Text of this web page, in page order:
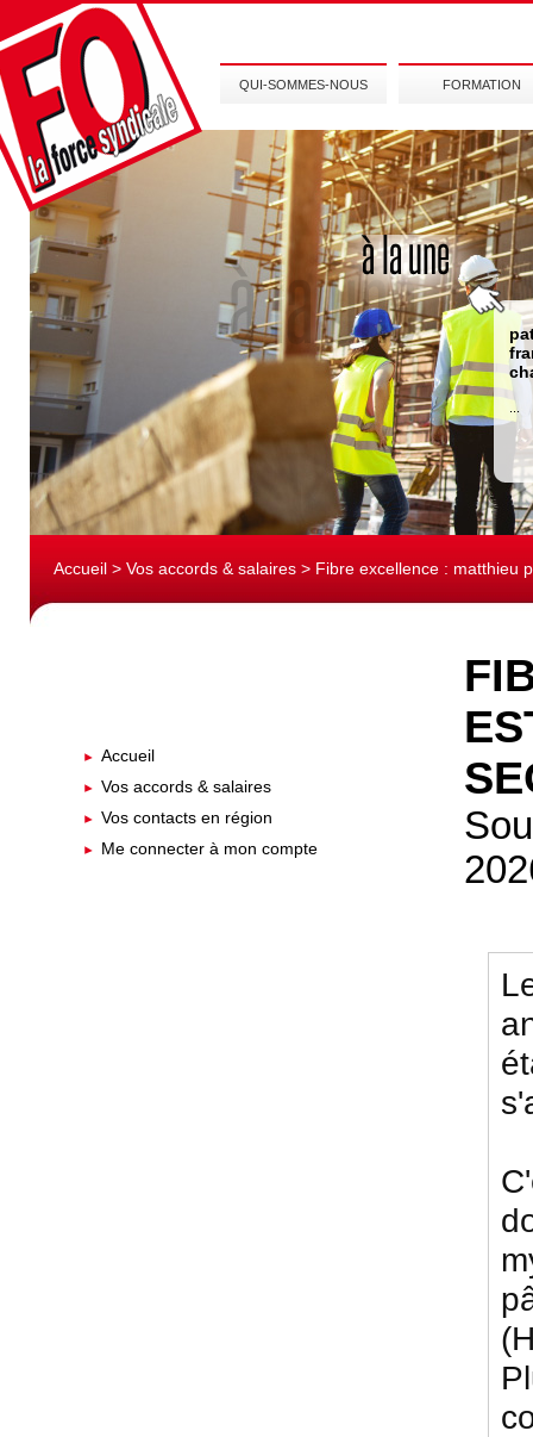
QUI-SOMMES-NOUS FORMATION
...
Accueil > Vos accords & salaires > Fibre excellence : matthieu
Accueil
Vos accords & salaires
Vos contacts en région
Me connecter à mon compte